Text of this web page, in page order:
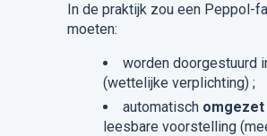
In de praktijk zou een Peppol-
moeten:
worden doorgestuurd
(wettelijke verplichting) ;
automatisch
leesbare voorstelling